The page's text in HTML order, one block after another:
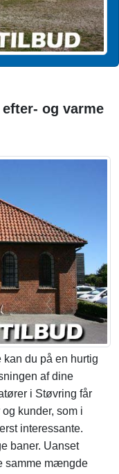
og varme
du på en hurtig
af dine
i Støvring får
kunder, som i
interessante.
baner. Uanset
samme mængde